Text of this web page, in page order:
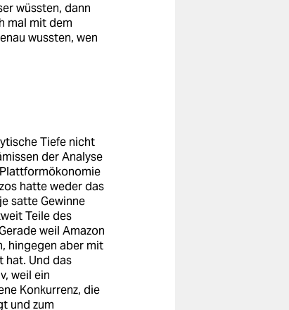
wüssten, dann
mal mit dem
wussten, wen
Tiefe nicht
der Analyse
hatte weder das
satte Gewinne
Teile des
weil Amazon
hingegen aber mit
hat. Und das
weil ein
Konkurrenz, die
und zum